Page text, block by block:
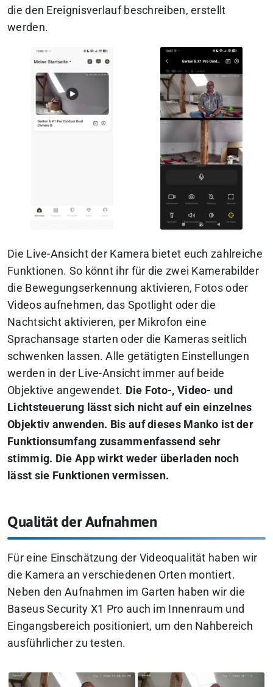
die den Ereignisverlauf beschreiben, erstellt
werden.
Die Live-Ansicht der Kamera bietet euch zahlreiche
Funktionen. So könnt ihr für die zwei Kamerabilder
die Bewegungserkennung aktivieren, Fotos oder
Videos aufnehmen, das Spotlight oder die
Nachtsicht aktivieren, per Mikrofon eine
Sprachansage starten oder die Kameras seitlich
schwenken lassen. Alle getätigten Einstellungen
werden in der Live-Ansicht immer auf beide
Objektive angewendet. Die Foto-, Video- und
Lichtsteuerung lässt sich nicht auf ein einzelnes
Objektiv anwenden. Bis auf dieses Manko ist der
Funktionsumfang zusammenfassend sehr
stimmig. Die App wirkt weder überladen noch
lässt sie Funktionen vermissen.
Qualität der Aufnahmen
Für eine Einschätzung der Videoqualität haben wir
die Kamera an verschiedenen Orten montiert.
Neben den Aufnahmen im Garten haben wir die
Baseus Security X1 Pro auch im Innenraum und
Eingangsbereich positioniert, um den Nahbereich
ausführlicher zu testen.